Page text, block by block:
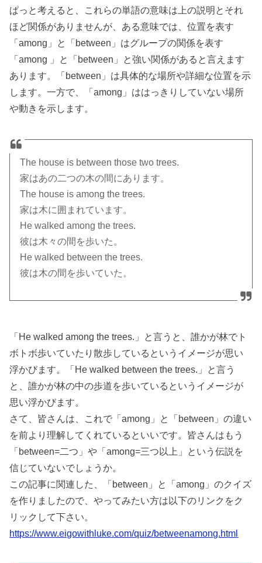
ぱっと考えると、これらの単語の意味は上の説明とそれ
ほど関係がありませんが、ある意味では、位置を表す
「among」と「between」はグループの関係を表す
「among 」と「between」と強い関係があると言えます
あります。「between」は具体的な場所や詳細な位置を示
します。一方で、「among」ははっきりしていない場所
や動きを示します。
The house is between those two trees.
家はあの二つの木の間にあります。
The house is among the trees.
家は木に囲まれています。
He walked among the trees.
彼は木々の間を歩いた。
He walked between the trees.
彼は木の間を歩いていた。
「He walked among the trees.」と言うと、誰かが林でト
ボトボ歩いていたり散歩しているというイメージが思い
浮かびます。「He walked between the trees.」と言う
と、誰かが林の中の歩道を歩いているというイメージが
思い浮かびます。
さて、皆さんは、これで「among」と「between」の違い
を前より理解してくれているといいです。皆さんはもう
「between=二つ」や「among=三つ以上」という伝説を
信じていないでしょうか。
この記事に関連した、「between」と「among」のクイズ
を作りましたので、やってみたい方は以下のリンクをク
リックして下さい。
https://www.eigowithluke.com/quiz/betweenamong.html